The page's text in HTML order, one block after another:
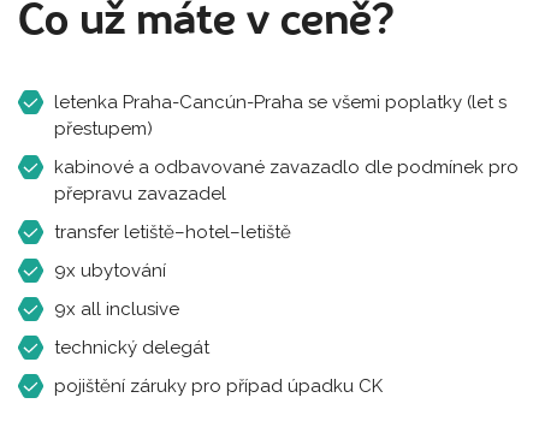
Co už máte v ceně?
letenka Praha-Cancún-Praha se všemi poplatky (let s
přestupem)
kabinové a odbavované zavazadlo dle podmínek pro
přepravu zavazadel
transfer letiště–hotel–letiště
9x ubytování
9x all inclusive
technický delegát
pojištění záruky pro případ úpadku CK